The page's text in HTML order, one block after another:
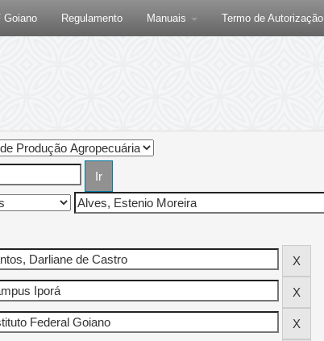
Goiano Regulamento Manuais Termo de Autorização